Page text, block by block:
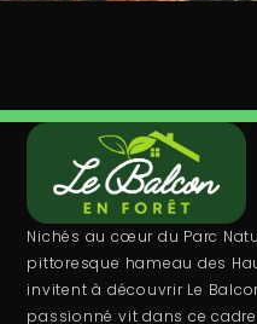
Nichés au cœur du Parc
pittoresque hameau des
invitent à découvrir Le
passionné vit dans ce